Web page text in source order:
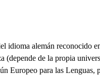
idioma alemán reconocido
(depende de la propia
para las